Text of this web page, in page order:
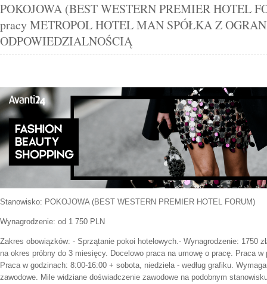
POKOJOWA (BEST WESTERN PREMIER HOTEL
pracy METROPOL HOTEL MAN SPÓŁKA Z
ODPOWIEDZIALNOŚCIĄ
Stanowisko: POKOJOWA (BEST WESTERN PREMIER HOTEL FORUM)
Wynagrodzenie: od 1 750 PLN
Zakres obowiązków: - Sprzątanie pokoi hotelowych.- Wynagrodzenie: 1750
na okres próbny do 3 miesięcy. Docelowo praca na umowę o pracę. Praca w
Praca w godzinach: 8:00-16:00 + sobota, niedziela - według grafiku.
zawodowe. Mile widziane doświadczenie zawodowe na podobnym